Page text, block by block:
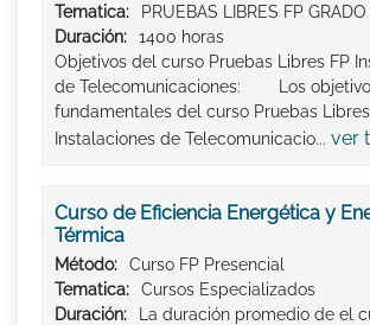
Tematica:
PRUEBAS LIBRES FP
Duración:
1400 horas
Objetivos del curso Pruebas Libres FP
de Telecomunicaciones: Los
fundamentales del curso Pruebas
Instalaciones de Telecomunicacio... ver
Curso de Eficiencia Energética y
Térmica
Método:
Curso FP Presencial
Tematica:
Cursos Especializados
Duración:
La duración promedio de el